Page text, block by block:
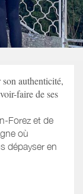
authenticité,
faire de ses
Forez et de
où
dépayser en